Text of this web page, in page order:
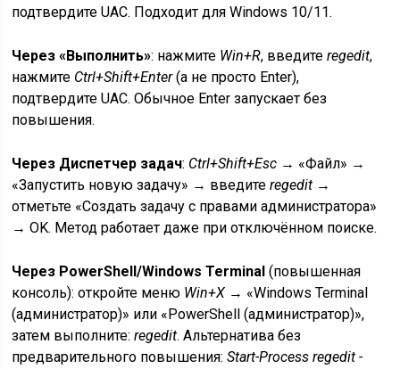
подтвердите UAC. Подходит для Windows 10/11.
Через «Выполнить»: нажмите Win+R, введитеregedit,
нажмите Ctrl+Shift+Enter(а не просто Enter),
подтвердите UAC. Обычное Enter запускает без
повышения.
Через Диспетчер задач: Ctrl+Shift+Esc → «Файл» →
«Запустить новую задачу» → введитеregedit →
отметьте «Создать задачу с правами администратора»
→ OK. Метод работает даже при отключённом поиске.
Через PowerShell/Windows Terminal (повышенная
консоль): откройте меню Win+X → «Windows Terminal
(администратор)» или «PowerShell (администратор)»,
затем выполните:regedit. Альтернатива без
предварительного повышения:Start-Process regedit -